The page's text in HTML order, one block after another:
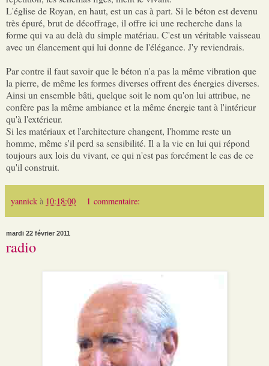
L'église de Royan, en haut, est un cas à part. Si le béton est devenu
très épuré, brut de décoffrage, il offre ici une recherche dans la
forme qui va au delà du simple matériau. C'est un véritable vaisseau
avec un élancement qui lui donne de l'élégance. J'y reviendrais.
Par contre il faut savoir que le béton n'a pas la même vibration que
la pierre, de même les formes diverses offrent des énergies diverses.
Ainsi un ensemble bâti, quelque soit le nom qu'on lui attribue, ne
confère pas la même ambiance et la même énergie tant à l'intérieur
qu'à l'extérieur.
Si les matériaux et l'architecture changent, l'homme reste un
homme, même s'il perd sa sensibilité. Il a la vie en lui qui répond
toujours aux lois du vivant, ce qui n'est pas forcément le cas de ce
qu'il construit.
yannick à 10:18:00 1 commentaire:
mardi 22 février 2011
radio